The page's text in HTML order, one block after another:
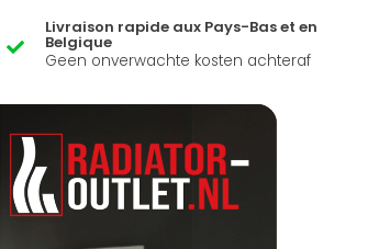
Livraison rapide aux Pays-Bas et en
Belgique
Geen onverwachte kosten achteraf